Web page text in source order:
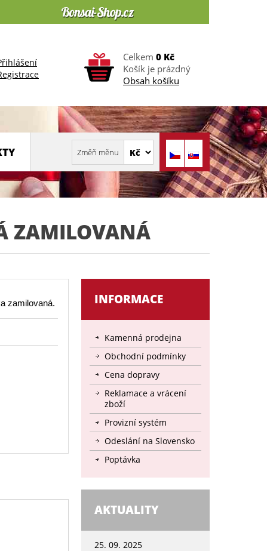
Celkem 0 Kč
Košík je prázdný
Obsah košíku
ZAMILOVANÁ
zamilovaná. INFORMACE
Kamenná prodejna
Obchodní podmínky
Cena dopravy
Reklamace a vrácení
zboží
Provizní systém
Odeslání na Slovensko
Poptávka
AKTUALITY
25. 09. 2025